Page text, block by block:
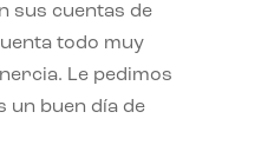
sus cuentas de
todo muy
Le pedimos
un buen día de